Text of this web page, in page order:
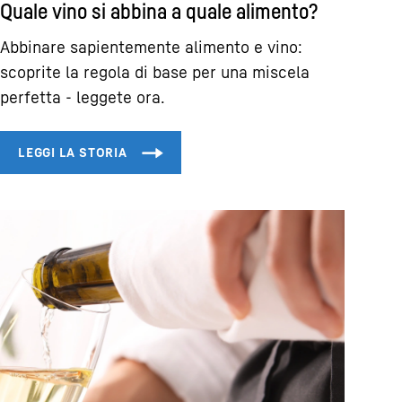
Quale vino si abbina a quale alimento?
Abbinare sapientemente alimento e vino:
scoprite la regola di base per una miscela
perfetta - leggete ora.